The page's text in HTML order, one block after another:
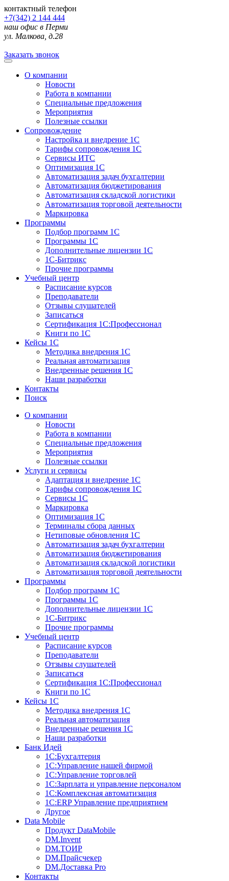
контактный телефон
+7(342) 2 144 444
наш офис в Перми
ул. Малкова, д.28
Заказать звонок
О компании
Новости
Работа в компании
Специальные предложения
Мероприятия
Полезные ссылки
Сопровождение
Настройка и внедрение 1С
Тарифы сопровождения 1С
Сервисы ИТС
Оптимизация 1С
Автоматизация задач бухгалтерии
Автоматизация бюджетирования
Автоматизация складской логистики
Автоматизация торговой деятельности
Маркировка
Программы
Подбор программ 1С
Программы 1С
Дополнительные лицензии 1С
1С-Битрикс
Прочие программы
Учебный центр
Расписание курсов
Преподаватели
Отзывы слушателей
Записаться
Сертификация 1С:Профессионал
Книги по 1С
Кейсы 1С
Методика внедрения 1С
Реальная автоматизация
Внедренные решения 1С
Наши разработки
Контакты
Поиск
О компании
Новости
Работа в компании
Специальные предложения
Мероприятия
Полезные ссылки
Услуги и сервисы
Адаптация и внедрение 1С
Тарифы сопровождения 1С
Сервисы 1С
Маркировка
Оптимизация 1С
Терминалы сбора данных
Нетиповые обновления 1С
Автоматизация задач бухгалтерии
Автоматизация бюджетирования
Автоматизация складской логистики
Автоматизация торговой деятельности
Программы
Подбор программ 1С
Программы 1С
Дополнительные лицензии 1С
1С-Битрикс
Прочие программы
Учебный центр
Расписание курсов
Преподаватели
Отзывы слушателей
Записаться
Сертификация 1С:Профессионал
Книги по 1С
Кейсы 1С
Методика внедрения 1С
Реальная автоматизация
Внедренные решения 1С
Наши разработки
Банк Идей
1С:Бухгалтерия
1С:Управление нашей фирмой
1С:Управление торговлей
1С:Зарплата и управление персоналом
1С:Комплексная автоматизация
1С:ERP Управление предприятием
Другое
Data Mobile
Продукт DataMobile
DM.Invent
DM.ТОИР
DM.Прайсчекер
DM.Доставка Pro
Контакты